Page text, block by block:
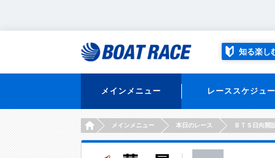
知る楽し
メインメニュー レーススケジュ
HOMEメインメニュー 本日のレース ＢＴＳ日向開